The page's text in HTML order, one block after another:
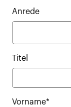
Anrede
Titel
Vorname*